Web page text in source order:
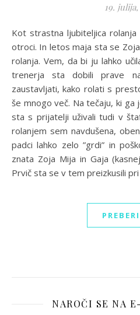
19. julija,
Kot strastna ljubiteljica rolanja želim, da to obvladajo tudi
otroci. In letos maja sta se
rolanja. Vem, da bi ju lahko
trenerja sta dobili prave
zaustavljati, kako rolati s
še mnogo več. Na tečaju, ki
sta s prijatelji uživali tudi v
rolanjem sem navdušena,
padci lahko zelo ”grdi” in
znata Zoja Mija in Gaja
Prvič sta se v tem preizkusili
NAROČI SE NA